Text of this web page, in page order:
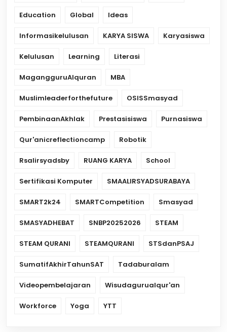
Education Global Ideas
Informasikelulusan KARYA SISWA Karyasiswa
Kelulusan Learning Literasi
MagangguruAlquran MBA
Muslimleaderforthefuture OSISSmasyad
PembinaanAkhlak Prestasisiswa Purnasiswa
Qur'anicreflectioncamp Robotik
Rsalirsyadsby RUANG KARYA School
Sertifikasi Komputer SMAALIRSYADSURABAYA
SMART2k24 SMARTCompetition Smasyad
SMASYADHEBAT SNBP20252026 STEAM
STEAM QURANI STEAMQURANI STSdanPSAJ
SumatifAkhirTahunSAT Tadaburalam
Videopembelajaran Wisudagurualqur'an
Workforce Yoga YTT